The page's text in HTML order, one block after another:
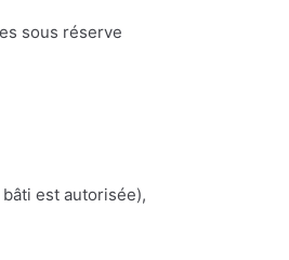
sous réserve
est autorisée),